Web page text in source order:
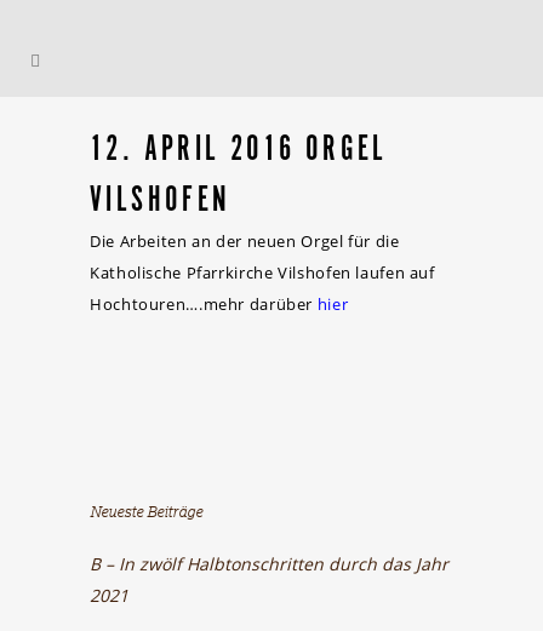
12. APRIL 2016 ORGEL
VILSHOFEN
Die Arbeiten an der neuen Orgel für die
Katholische Pfarrkirche Vilshofen laufen auf
Hochtouren….mehr darüber hier
Neueste Beiträge
B – In zwölf Halbtonschritten durch das Jahr
2021